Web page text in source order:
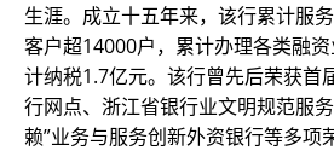
生涯。成立十五年来，该行累计服
客户超14000户，累计办理各类融
计纳税1.7亿元。该行曾先后荣获首
行网点、浙江省银行业文明规范服
赖”业务与服务创新外资银行等多项